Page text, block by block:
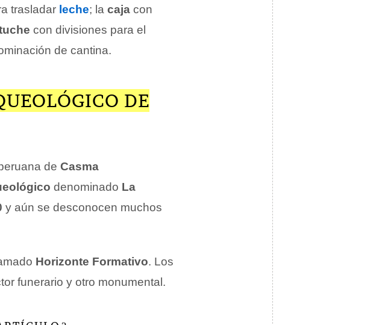
trasladar leche; la caja con
con divisiones para el
de cantina.
DE
de Casma
denominado La
y aún se desconocen muchos
Horizonte Formativo. Los
funerario y otro monumental.